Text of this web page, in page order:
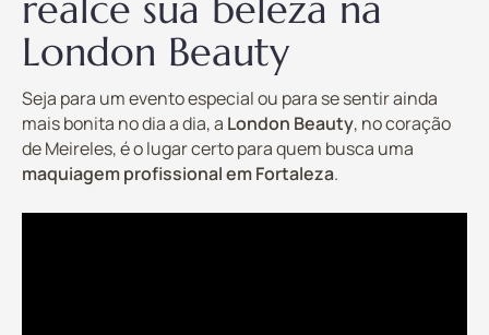
London Beauty
Seja para um evento especial ou para se sentir ainda
mais bonita no dia a dia, a London Beauty, no coração
de Meireles, é o lugar certo para quem busca uma
maquiagem profissional em Fortaleza.